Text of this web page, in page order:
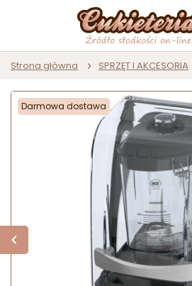
Strona główna SPRZĘT I AKCESORIA
Darmowa dostawa